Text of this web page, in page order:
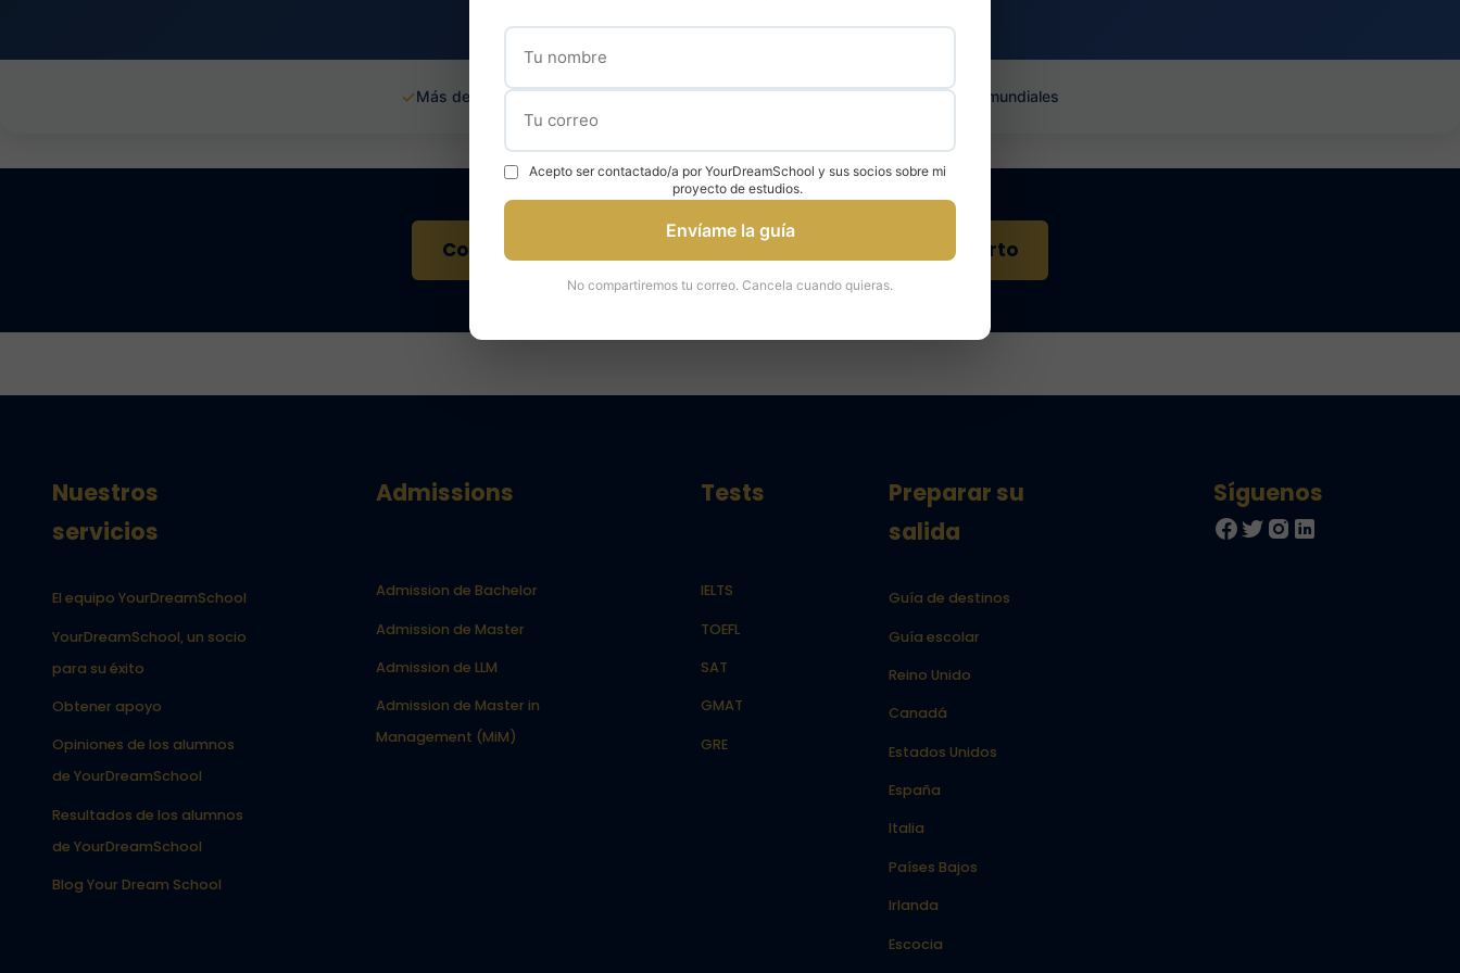
✓Más de 1000 estudiantes✓95% tasa de admisión✓Expertos en universidades mundiales
Contáctenos para una consulta Hable con un experto
Nuestros
servicios
El equipo YourDreamSchool
YourDreamSchool, un socio
para su éxito
Obtener apoyo
Opiniones de los alumnos
de YourDreamSchool
Resultados de los alumnos
de YourDreamSchool
Blog Your Dream School
Admissions
Admission de Bachelor
Admission de Master
Admission de LLM
Admission de Master in
Management (MiM)
Tests
IELTS
TOEFL
SAT
GMAT
GRE
Preparar su
salida
Guía de destinos
Guía escolar
Reino Unido
Canadá
Estados Unidos
España
Italia
Países Bajos
Irlanda
Escocia
Acepto ser contactado/a por YourDreamSchool y sus socios sobre mi
proyecto de estudios.
Envíame la guía
No compartiremos tu correo. Cancela cuando quieras.